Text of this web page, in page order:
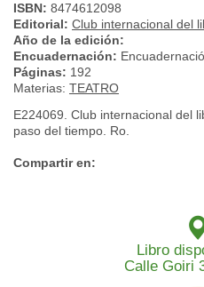
ISBN: 8474612098
Editorial: Club internacional del
Año de la edición:
Encuadernación:
Páginas: 192
Materias: TEATRO
E224069. Club internacional del
paso del tiempo. Ro.
Compartir en:
Libro
Calle Goiri